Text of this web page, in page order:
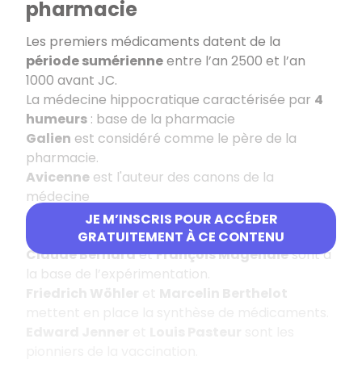
JE M’INSCRIS POUR ACCÉDER
GRATUITEMENT À CE CONTENU
pharmacie
Les premiers médicaments datent de la
période sumérienneentre l’an 2500 et l’an
1000 avant JC.
La médecine hippocratique caractérisée par 4
humeurs : base de la pharmacie
Galien est considéré comme le père de la
pharmacie.
Avicenne est l'auteur des canons de la
médecine
Antoine-Laurent Lavoisierest à la base de la
chimie moderne.
Claude BernardetFrançois Magendiesont à
la base de l’expérimentation.